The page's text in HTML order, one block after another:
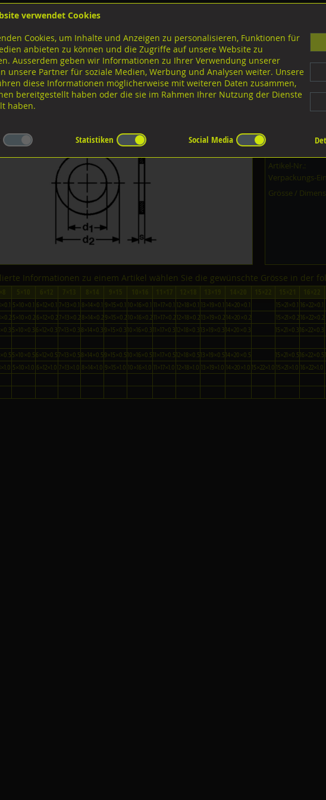
8
455 20 30
FB
IG
Infos/Downloads
50 blank
Dieser
Artikel-Nr.:
Verpackungs-
Grösse /
Informationen zu einem Artikel wählen Sie die gewünschte Grösse in der
5×10×0.1 6×12×0.1 7×13×0.1 8×14×0.1 9×15×0.1 10×16×0.1 11×17×0.1 12×18×0.1 13×19×0.1 14×20×0.1 15×21×0.1 16×22×0.1
5×10×0.2 6×12×0.27×13×0.2 8×14×0.2 9×15×0.210×16×0.211×17×0.212×18×0.213×19×0.214×20×0.2 15×21×0.216×22×0.2
5×10×0.3 6×12×0.3 7×13×0.3 8×14×0.3 9×15×0.3 10×16×0.3 11×17×0.3 12×18×0.3 13×19×0.3 14×20×0.3 15×21×0.3 16×22×0.3
5×10×0.5 6×12×0.5 7×13×0.5 8×14×0.5 9×15×0.5 10×16×0.5 11×17×0.5 12×18×0.5 13×19×0.5 14×20×0.5 15×21×0.5 16×22×0.5
5×10×1.0 6×12×1.0 7×13×1.0 8×14×1.0 9×15×1.0 10×16×1.0 11×17×1.0 12×18×1.0 13×19×1.0 14×20×1.0 15×22×1.0 15×21×1.0 16×22×1.0
verwendet Cookies
Cookies, um Inhalte und Anzeigen zu personalisieren, Funktionen für
anbieten zu können und die Zugriffe auf unsere Website zu
Ausserdem geben wir Informationen zu Ihrer Verwendung unserer
unsere Partner für soziale Medien, Werbung und Analysen weiter. Unsere
diese Informationen möglicherweise mit weiteren Daten zusammen,
bereitgestellt haben oder die sie im Rahmen Ihrer Nutzung der Dienste
haben.
Statistiken Social Media